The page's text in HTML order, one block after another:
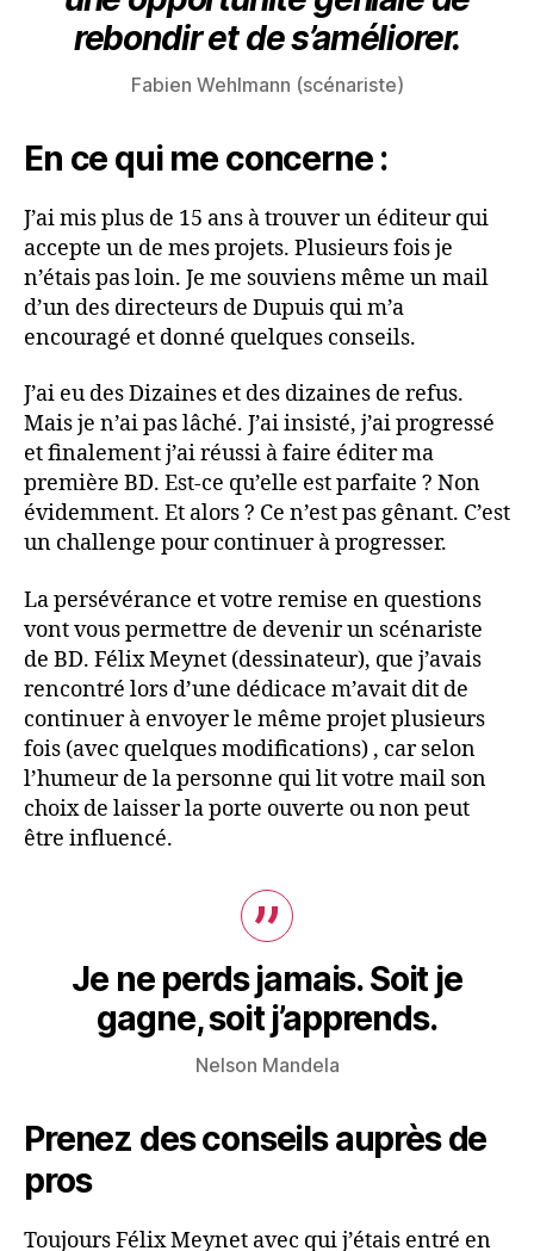
rebondir et de s’améliorer.
Fabien Wehlmann (scénariste)
En ce qui me concerne :
J’ai mis plus de 15 ans à trouver un éditeur qui
accepte un de mes projets. Plusieurs fois je
n’étais pas loin. Je me souviens même un mail
d’un des directeurs de Dupuis qui m’a
encouragé et donné quelques conseils.
J’ai eu des Dizaines et des dizaines de refus.
Mais je n’ai pas lâché. J’ai insisté, j’ai progressé
et finalement j’ai réussi à faire éditer ma
première BD. Est-ce qu’elle est parfaite ? Non
évidemment. Et alors ? Ce n’est pas gênant. C’est
un challenge pour continuer à progresser.
La persévérance et votre remise en questions
vont vous permettre de devenir un scénariste
de BD. Félix Meynet (dessinateur), que j’avais
rencontré lors d’une dédicace m’avait dit de
continuer à envoyer le même projet plusieurs
fois (avec quelques modifications) , car selon
l’humeur de la personne qui lit votre mail son
choix de laisser la porte ouverte ou non peut
être influencé.
Je ne perds jamais. Soit je
gagne, soit j’apprends.
Nelson Mandela
Prenez des conseils auprès de
pros
Toujours Félix Meynet avec qui j’étais entré en